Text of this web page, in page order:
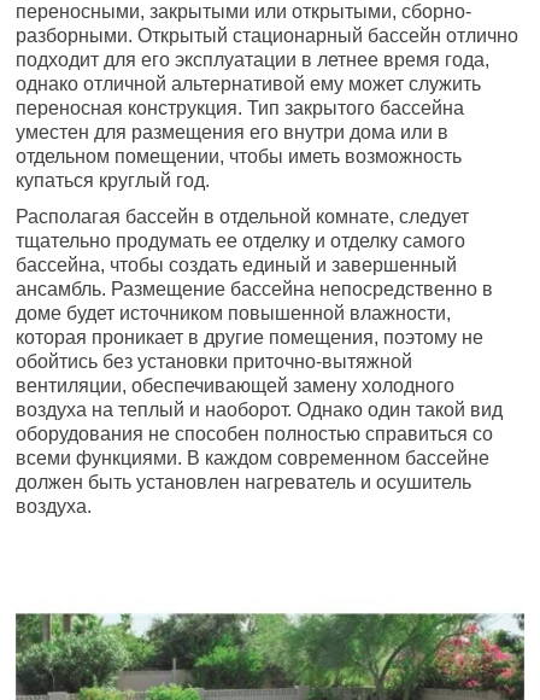
переносными, закрытыми или открытыми, сборно-
разборными. Открытый стационарный бассейн отлично
подходит для его эксплуатации в летнее время года,
однако отличной альтернативой ему может служить
переносная конструкция. Тип закрытого бассейна
уместен для размещения его внутри дома или в
отдельном помещении, чтобы иметь возможность
купаться круглый год.
Располагая бассейн в отдельной комнате, следует
тщательно продумать ее отделку и отделку самого
бассейна, чтобы создать единый и завершенный
ансамбль. Размещение бассейна непосредственно в
доме будет источником повышенной влажности,
которая проникает в другие помещения, поэтому не
обойтись без установки приточно-вытяжной
вентиляции, обеспечивающей замену холодного
воздуха на теплый и наоборот. Однако один такой вид
оборудования не способен полностью справиться со
всеми функциями. В каждом современном бассейне
должен быть установлен нагреватель и осушитель
воздуха.